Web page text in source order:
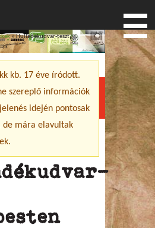
» Hulladékudvar-teszt
üzenet
kb. 17 éve íródott.
szereplő információk
idején pontosak
de mára elavultak